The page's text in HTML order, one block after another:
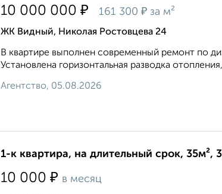
10 000 000 ₽ 161 300 ₽ за м²
ЖК Видный, Николая Ростовцева 24
В квартире выполнен современный ремонт по
Установлена горизонтальная разводка
Агентство, 05.08.2026
1-к квартира, на длительный срок, 35м²,
10 000 ₽ в месяц